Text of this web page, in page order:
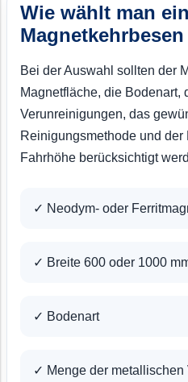
Wie wählt man
Bei der Auswahl sollten der
Magnetfläche, die Bodenart,
Verunreinigungen, das
Reinigungsmethode und
Fahrhöhe berücksichtigt
✓ Neodym- oder
✓ Breite 600 oder 1000
✓ Bodenart
✓ Menge der metallischen